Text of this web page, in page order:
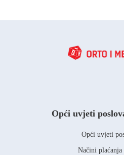
Opći uvjeti
Opći uvjeti
Načini plaćanja